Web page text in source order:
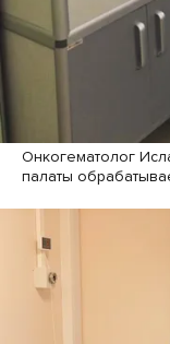
Онкогематолог
палаты